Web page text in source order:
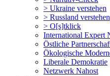
> Ukraine verstehen
> Russland verstehen
> O[s]tklick
Inter­na­tional Expert
Östliche
Ökolo­gische
Liberale Demokratie
Netzwerk Nahost